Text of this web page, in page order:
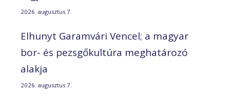
2026. augusztus 7.
Elhunyt Garamvári Vencel; a magyar
bor- és pezsgőkultúra meghatározó
alakja
2026. augusztus 7.